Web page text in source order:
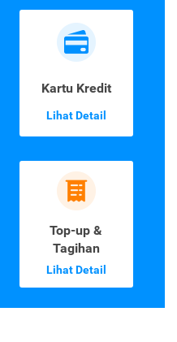
Kartu Kredit
Lihat Detail
Top-up &
Tagihan
Lihat Detail